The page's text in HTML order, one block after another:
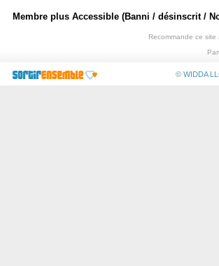
Membre plus Accessible (Banni / désinscrit /
Recommande ce site
© WIDDA